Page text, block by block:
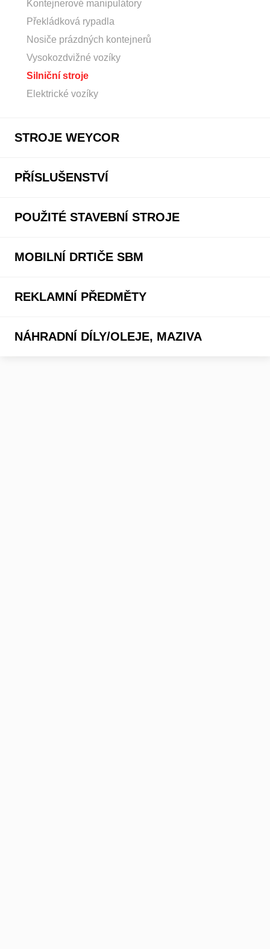
Kontejnerové manipulátory
Překládková rypadla
Nosiče prázdných kontejnerů
Vysokozdvižné vozíky
Silniční stroje
Elektrické vozíky
STROJE WEYCOR
PŘÍSLUŠENSTVÍ
POUŽITÉ STAVEBNÍ STROJE
MOBILNÍ DRTIČE SBM
REKLAMNÍ PŘEDMĚTY
NÁHRADNÍ DÍLY/OLEJE, MAZIVA